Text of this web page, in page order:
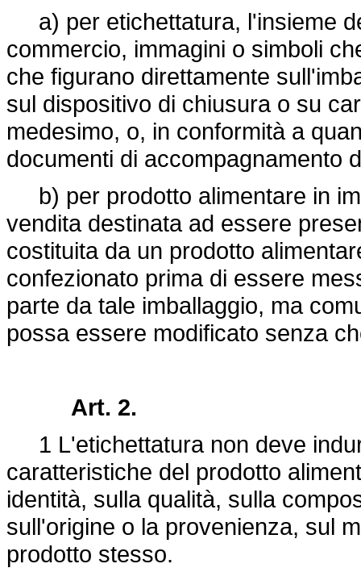
a) per etichettatura, l'insieme
commercio, immagini o simboli
che figurano direttamente
sul dispositivo di chiusura o su
medesimo, o, in conformità a
documenti di accompagnamento
b) per prodotto alimentare in
vendita destinata ad essere
costituita da un prodotto
confezionato prima di essere
parte da tale imballaggio, ma
possa essere modificato senza
Art. 2.
1 L'etichettatura non deve
caratteristiche del prodotto
identità, sulla qualità, sulla
sull'origine o la provenienza, sul
prodotto stesso.